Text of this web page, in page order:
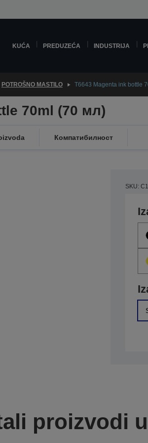
KUĆA PREDUZEĆA INDUSTRIJA
POTROŠNO MASTILO T6643 Magenta ink bottle
70ml (70 мл)
Компатибилност
SKU:
proizvodi